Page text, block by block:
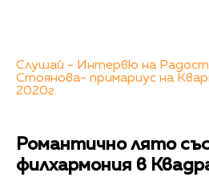
Слушай - Интервю на
Стоянова- примариус на
2020г.
Романтично лято
филхармония в